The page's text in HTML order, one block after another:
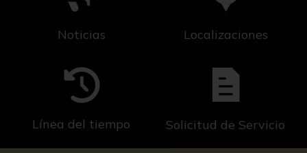
Noticias Localizaciones
Línea del tiempo Solicitud de Servicio